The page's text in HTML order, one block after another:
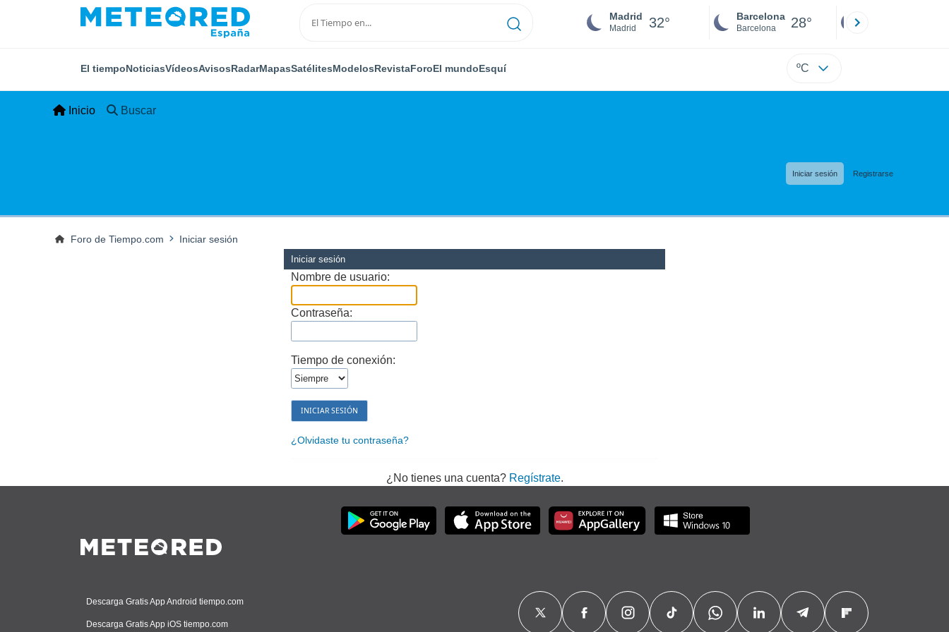
Madrid
Madrid 32° Barcelona
Barcelona 28°
El tiempoNoticiasVídeosAvisosRadarMapasSatélitesModelosRevistaForoEl mundoEsquí ºC
Inicio Buscar
Iniciar sesión Registrarse
Foro de Tiempo.com Iniciar sesión
Iniciar sesión
Nombre de usuario:
Contraseña:
Tiempo de conexión:
¿Olvidaste tu contraseña?
¿No tienes una cuenta? Regístrate.
Descarga Gratis App Android tiempo.com
Descarga Gratis App iOS tiempo.com